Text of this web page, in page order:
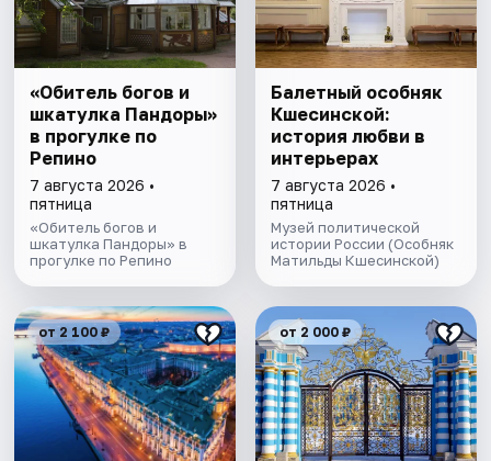
«Обитель богов и
шкатулка Пандоры»
в прогулке по
Репино
7 августа 2026 •
пятница
«Обитель богов и
шкатулка Пандоры» в
прогулке по Репино
Балетный особняк
Кшесинской:
история любви в
интерьерах
7 августа 2026 •
пятница
Музей политической
истории России (Особняк
Матильды Кшесинской)
от 2 100 ₽ от 2 000 ₽